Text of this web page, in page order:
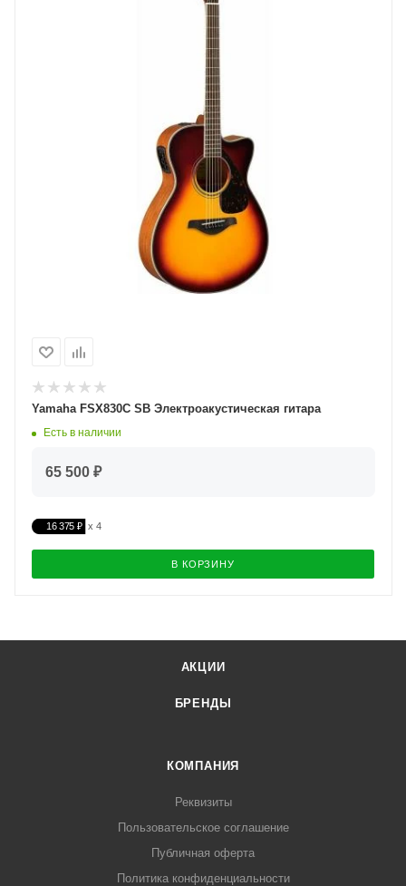
Yamaha FSX830С SB Электроакустическая гитара
Есть в наличии
65 500 ₽
16 375 ₽
В КОРЗИНУ
АКЦИИ
БРЕНДЫ
КОМПАНИЯ
Реквизиты
Пользовательское соглашение
Публичная оферта
Политика конфиденциальности